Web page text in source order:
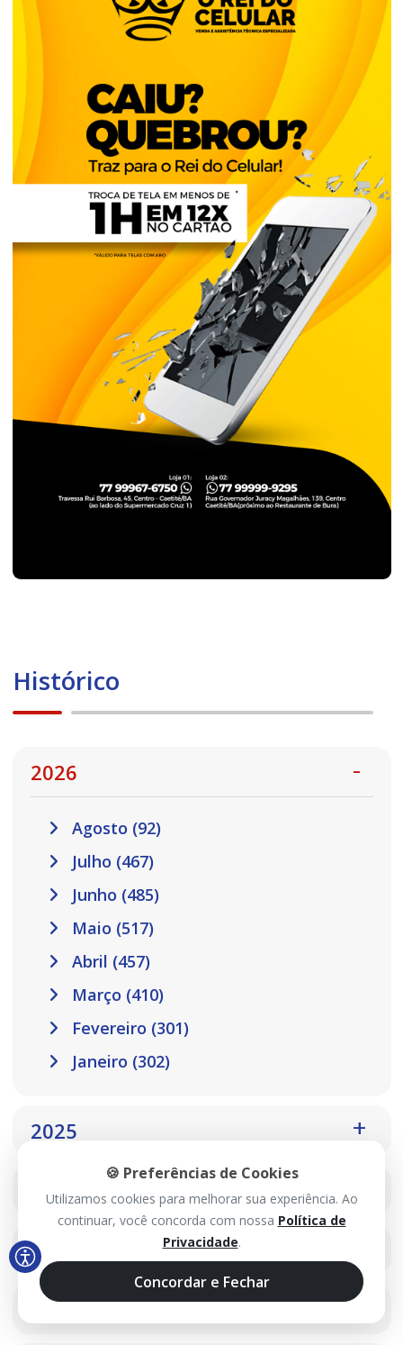
Histórico
2026
Agosto (92)
Julho (467)
Junho (485)
Maio (517)
Abril (457)
Março (410)
Fevereiro (301)
Janeiro (302)
2025
2024
2023
2022
🍪 Preferências de Cookies
Utilizamos cookies para melhorar sua experiência. Ao
continuar, você concorda com nossa Política de
Privacidade.
Concordar e Fechar